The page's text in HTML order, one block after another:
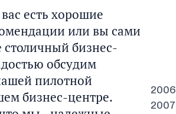
2006
2007
есть хорошие
или вы сами
столичный бизнес-
обсудим
пилотной
бизнес-центре.